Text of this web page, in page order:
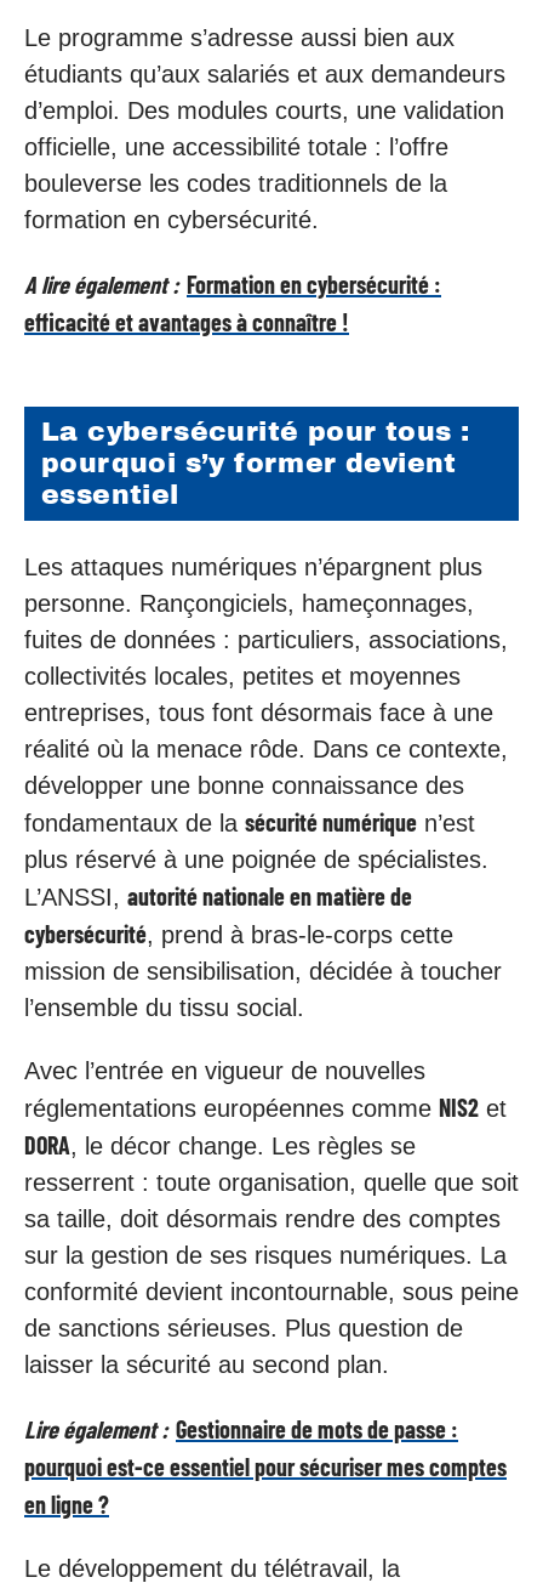
Le programme s’adresse aussi bien aux
étudiants qu’aux salariés et aux demandeurs
d’emploi. Des modules courts, une validation
officielle, une accessibilité totale : l’offre
bouleverse les codes traditionnels de la
formation en cybersécurité.
A lire également : Formation en cybersécurité :
efficacité et avantages à connaître !
La cybersécurité pour tous :
pourquoi s’y former devient
essentiel
Les attaques numériques n’épargnent plus
personne. Rançongiciels, hameçonnages,
fuites de données : particuliers, associations,
collectivités locales, petites et moyennes
entreprises, tous font désormais face à une
réalité où la menace rôde. Dans ce contexte,
développer une bonne connaissance des
fondamentaux de la sécurité numérique n’est
plus réservé à une poignée de spécialistes.
L’ANSSI, autorité nationale en matière de
cybersécurité, prend à bras-le-corps cette
mission de sensibilisation, décidée à toucher
l’ensemble du tissu social.
Avec l’entrée en vigueur de nouvelles
réglementations européennes comme NIS2 et
DORA, le décor change. Les règles se
resserrent : toute organisation, quelle que soit
sa taille, doit désormais rendre des comptes
sur la gestion de ses risques numériques. La
conformité devient incontournable, sous peine
de sanctions sérieuses. Plus question de
laisser la sécurité au second plan.
Lire également : Gestionnaire de mots de passe :
pourquoi est-ce essentiel pour sécuriser mes comptes
en ligne ?
Le développement du télétravail, la